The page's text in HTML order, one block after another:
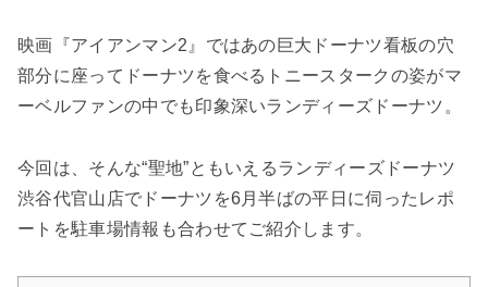
映画『アイアンマン2』ではあの巨大ドーナツ看板の穴
部分に座ってドーナツを食べるトニースタークの姿がマ
ーベルファンの中でも印象深いランディーズドーナツ。
今回は、そんな“聖地”ともいえるランディーズドーナツ
渋谷代官山店でドーナツを6月半ばの平日に伺ったレポ
ートを駐車場情報も合わせてご紹介します。